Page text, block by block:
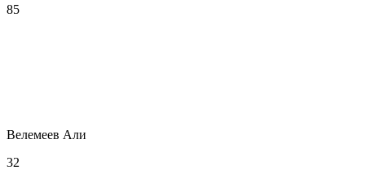
85
Велемеев Али
32